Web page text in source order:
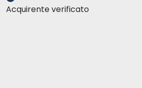
Acquirente verificato